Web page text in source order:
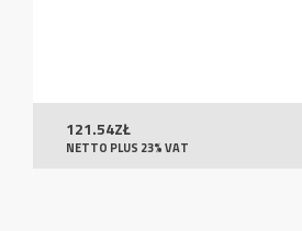
121.54ZŁ
NETTO PLUS 23% VAT